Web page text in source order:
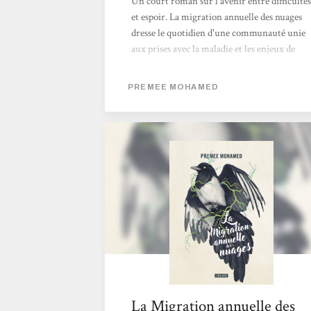
et espoir. La migration annuelle des nuages
dresse le quotidien d'une communauté unie
aux prises avec la maladie et les enjeux de
les drames. Manon
PREMEE MOHAMED
La Migration annuelle des